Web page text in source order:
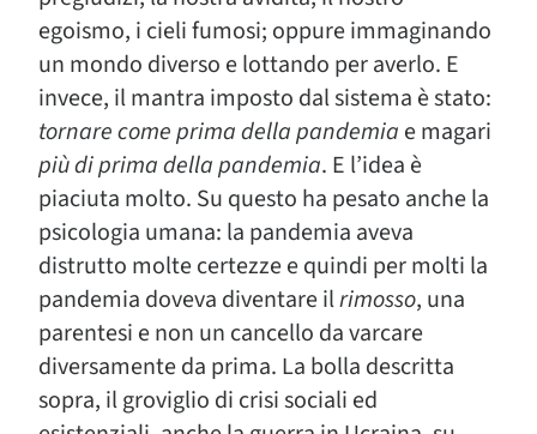
egoismo, i cieli fumosi; oppure immaginando
un mondo diverso e lottando per averlo. E
invece, il mantra imposto dal sistema è stato:
tornare come prima della pandemia e magari
più di prima della pandemia. E l’idea è
piaciuta molto. Su questo ha pesato anche la
psicologia umana: la pandemia aveva
distrutto molte certezze e quindi per molti la
pandemia doveva diventare ilrimosso, una
parentesi e non un cancello da varcare
diversamente da prima. La bolla descritta
sopra, il groviglio di crisi sociali ed